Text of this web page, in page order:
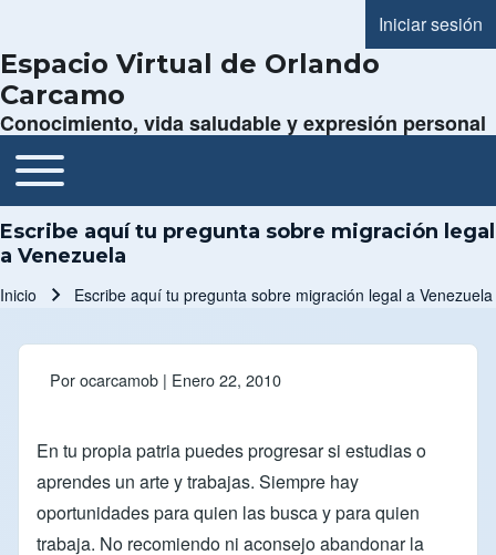
Menú de
Iniciar sesión
Espacio Virtual de Orlando
Carcamo
Conocimiento, vida saludable y expresión personal
Navegación principal
Toggle main menu
Escribe aquí tu pregunta sobre migración legal
a Venezuela
Inicio Escribe aquí tu pregunta sobre migración legal a Venezuela
Porocarcamob | Enero 22, 2010
En tu propia patria puedes progresar si estudias o
aprendes un arte y trabajas. Siempre hay
oportunidades para quien las busca y para quien
trabaja. No recomiendo ni aconsejo abandonar la